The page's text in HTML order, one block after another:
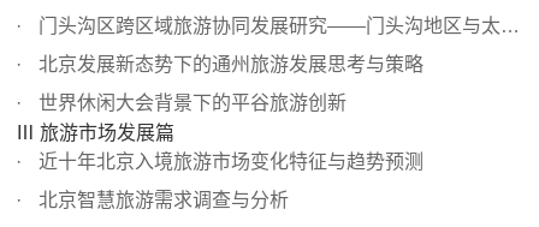
门头沟区跨区域旅游协同发展研究——门头沟地区与太行山地...
北京发展新态势下的通州旅游发展思考与策略
世界休闲大会背景下的平谷旅游创新
Ⅲ 旅游市场发展篇
近十年北京入境旅游市场变化特征与趋势预测
北京智慧旅游需求调查与分析